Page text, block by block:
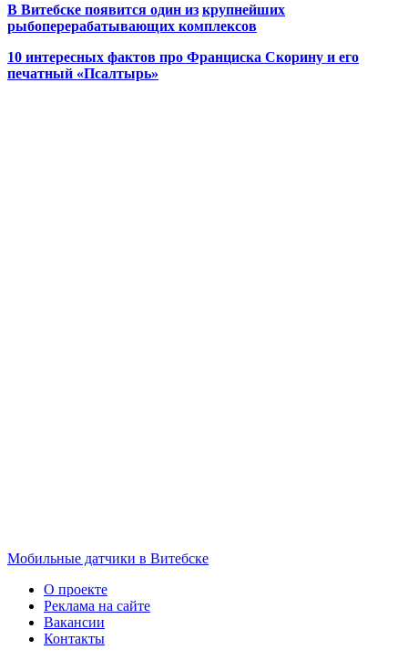
В Витебске появится один из крупнейших
рыбоперерабатывающих комплексов
10 интересных фактов про Франциска Скорину и его
печатный «Псалтырь»
Мобильные датчики в Витебске
О проекте
Реклама на сайте
Вакансии
Контакты